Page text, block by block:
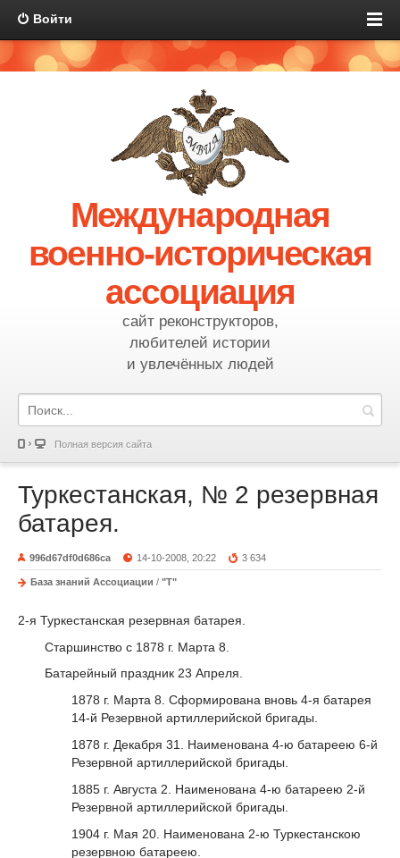
Войти
Международная
военно-историческая
ассоциация
сайт реконструкторов,
любителей истории
и увлечённых людей
Полная версия сайта
Туркестанская, № 2 резервная
батарея.
996d67df0d686ca 14-10-2008, 20:22 3 634
База знаний Ассоциации / "Т"
2-я Туркестанская резервная батарея.
Старшинство с 1878 г. Марта 8.
Батарейный праздник 23 Апреля.
1878 г. Марта 8. Сформирована вновь 4-я батарея
14-й Резервной артиллерийской бригады.
1878 г. Декабря 31. Наименована 4-ю батареею 6-й
Резервной артиллерийской бригады.
1885 г. Августа 2. Наименована 4-ю батареею 2-й
Резервной артиллерийской бригады.
1904 г. Мая 20. Наименована 2-ю Туркестанскою
резервною батареею.